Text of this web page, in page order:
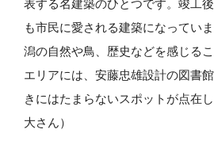
表する名建築のひとつです。竣工
も市民に愛される建築になってい
潟の自然や鳥、歴史などを感じる
エリアには、安藤忠雄設計の図書
きにはたまらないスポットが点在
大さん）